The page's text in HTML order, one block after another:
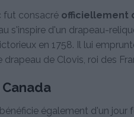
fut consacré officiellement
s'inspire d'un drapeau-
en 1758. Il lui
drapeau de Clovis, roi des
également d'un jour